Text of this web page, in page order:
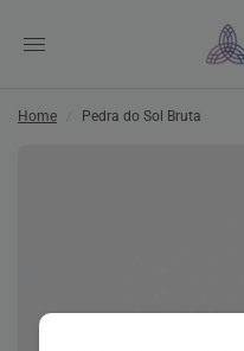
Home Pedra do Sol Bruta